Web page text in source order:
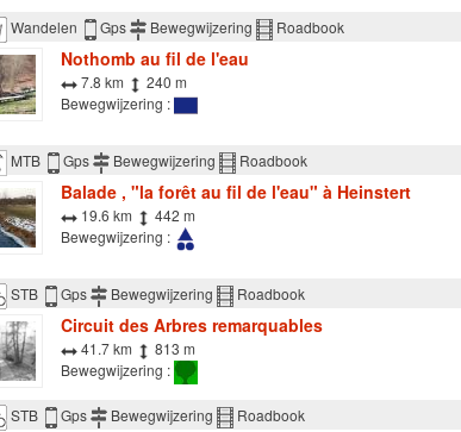
Wandelen Gps Bewegwijzering Roadbook
Nothomb au fil de l'eau
7.8 km
240 m
Bewegwijzering :
MTB Gps Bewegwijzering Roadbook
Balade , "la forêt au fil de l'eau" à Heinstert
19.6 km
442 m
Bewegwijzering :
STB Gps Bewegwijzering Roadbook
Circuit des Arbres remarquables
41.7 km
813 m
Bewegwijzering :
STB Gps Bewegwijzering Roadbook